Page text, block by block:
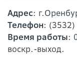
Адрес:
Телефон:
Время работы:
воскр.-выход.